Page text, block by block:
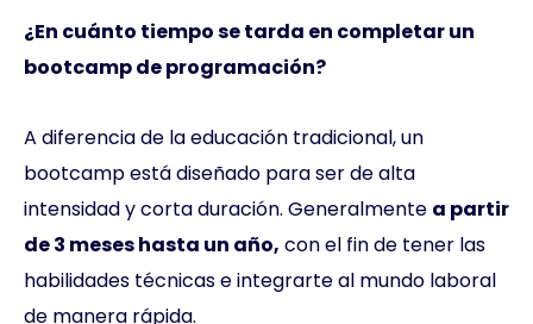
¿En cuánto tiempo se tarda en completar un
bootcamp de programación?
A diferencia de la educación tradicional, un
bootcamp está diseñado para ser de alta
intensidad y corta duración. Generalmente a partir
de 3 meses hasta un año, con el fin de tener las
habilidades técnicas e integrarte al mundo laboral
de manera rápida.